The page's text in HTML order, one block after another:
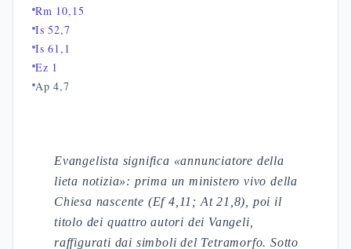
Rm 10,15
Is 52,7
Is 61,1
Ez 1
Ap 4,7
Evangelista significa «annunciatore della
lieta notizia»: prima un ministero vivo della
Chiesa nascente (Ef 4,11; At 21,8), poi il
titolo dei quattro autori dei Vangeli,
raffigurati dai simboli del Tetramorfo. Sotto